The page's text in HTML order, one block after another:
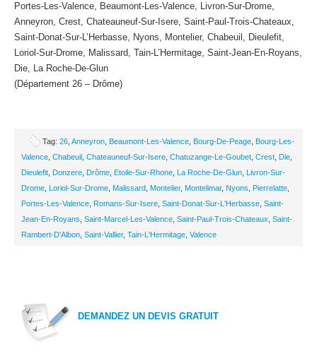
Portes-Les-Valence, Beaumont-Les-Valence, Livron-Sur-Drome,
Anneyron, Crest, Chateauneuf-Sur-Isere, Saint-Paul-Trois-Chateaux,
Saint-Donat-Sur-L’Herbasse, Nyons, Montelier, Chabeuil, Dieulefit,
Loriol-Sur-Drome, Malissard, Tain-L’Hermitage, Saint-Jean-En-Royans,
Die, La Roche-De-Glun
(Département 26 – Drôme)
Tag: 26 Anneyron Beaumont-Les-Valence Bourg-De-Peage Bourg-Les-
Valence Chabeuil Chateauneuf-Sur-Isere Chatuzange-Le-Goubet Crest Die
Dieulefit Donzere Drôme Etoile-Sur-Rhone La Roche-De-Glun Livron-Sur-
Drome Loriol-Sur-Drome Malissard Montelier, Montelimar, Nyons Pierrelatte
Portes-Les-Valence Romans-Sur-Isere Saint-Donat-Sur-L'Herbasse Saint-
Jean-En-Royans Saint-Marcel-Les-Valence Saint-Paul-Trois-Chateaux Saint-
Rambert-D'Albon Saint-Vallier, Tain-L'Hermitage Valence
DEMANDEZ UN DEVIS GRATUIT